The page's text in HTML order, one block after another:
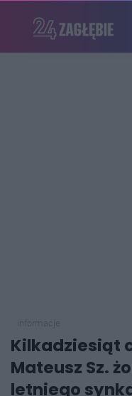
Kilkadziesiąt
Mateusz Sz.
letniego